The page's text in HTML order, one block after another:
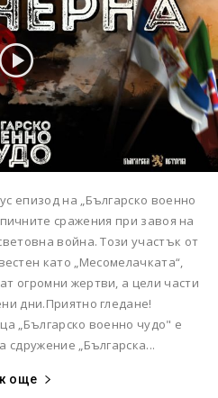
епизод на „Българско военно
сражения при завоя на
война. Този участък от
като „Месомелачката“,
огромни жертви, а цели части
дни.Приятно гледане!
„Българско военно чудо" е
сдружение „Българска...
още